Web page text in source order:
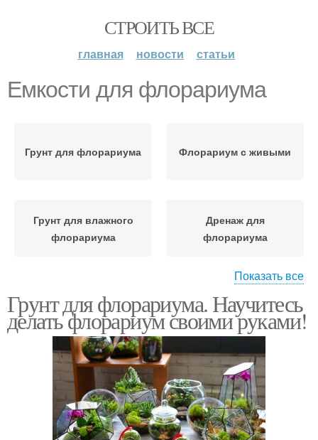
СТРОИТЬ ВСЕ
главная новости статьи
Емкости для флорариума
Грунт для флорариума Флорариум с живыми
Грунт для влажного
флорариума
Дренаж для
флорариума
Закрытые флорариумы Открытые флорариумы
Растения для
флорариума
Показать все
Грунт для флорариума. Научитесь
делать флорариум своими руками!